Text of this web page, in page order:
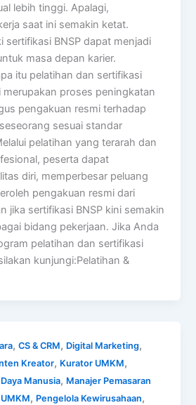
lebih tinggi. Apalagi,
saat ini semakin ketat.
sertifikasi BNSP dapat menjadi
masa depan karier.
itu pelatihan dan sertifikasi
merupakan proses peningkatan
pengakuan resmi terhadap
sesuai standar
pelatihan yang terarah dan
peserta dapat
diri, memperbesar peluang
pengakuan resmi dari
jika sertifikasi BNSP kini semakin
bidang pekerjaan. Jika Anda
pelatihan dan sertifikasi
kunjungi:Pelatihan &
,CS & CRM, Digital Marketing,
Kreator, Kurator UMKM,
Manusia, Manajer Pemasaran
, Pengelola Kewirusahaan,